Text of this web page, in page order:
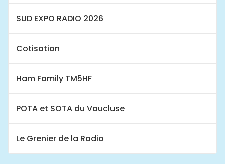
SUD EXPO RADIO 2026
Cotisation
Ham Family TM5HF
POTA et SOTA du Vaucluse
Le Grenier de la Radio